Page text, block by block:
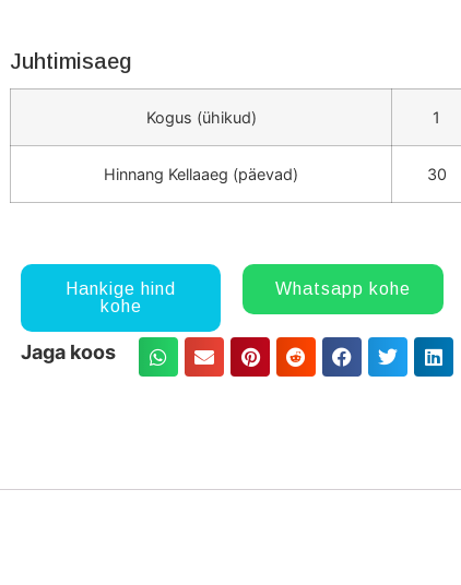
Juhtimisaeg
Kogus (ühikud) 1
Hinnang Kellaaeg (päevad) 30
Hankige hind
kohe
Whatsapp kohe
Jaga koos